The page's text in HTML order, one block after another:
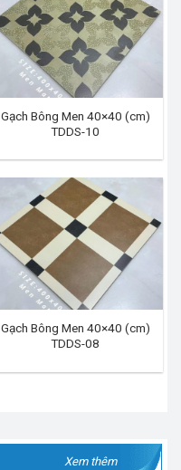
Gạch Bông Men 40×40 (cm)
TDDS-10
Gạch Bông Men 40×40 (cm)
TDDS-08
Xem thêm